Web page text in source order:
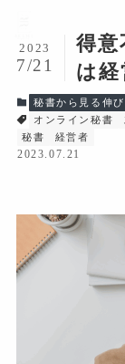
得意
は経
2023
7/21
秘書から見る伸
オンライン秘書
秘書
経営者
2023.07.21